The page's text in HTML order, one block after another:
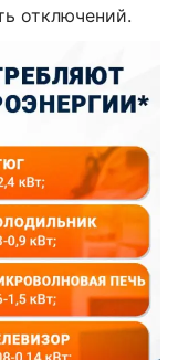
отключений.